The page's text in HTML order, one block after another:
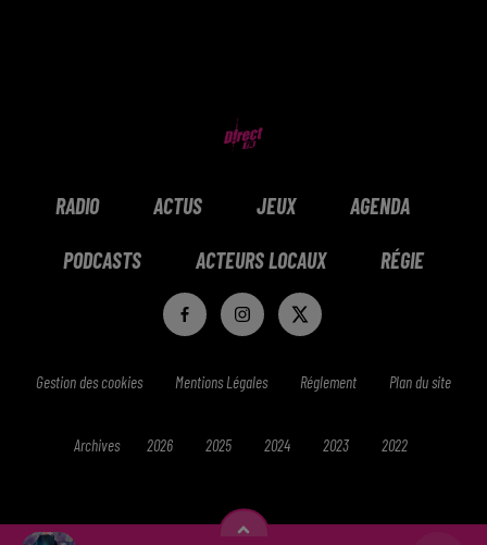
RADIO ACTUS JEUX AGENDA
PODCASTS ACTEURS LOCAUX RÉGIE
Gestion des cookies Mentions Légales Réglement Plan du site
Archives 2026 2025 2024 2023 2022